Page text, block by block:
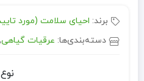
برند: احیای سلامت (مورد
دسته‌بندی‌ها: عرقیات گیاهی,
نوع